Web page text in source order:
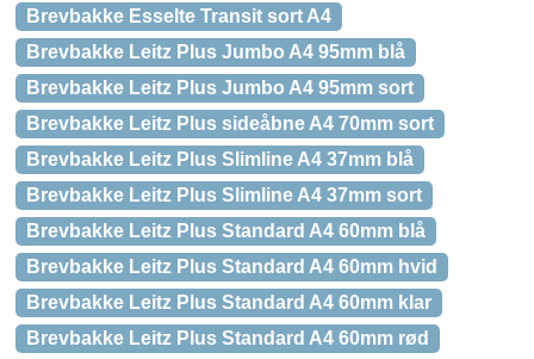
Brevbakke Esselte Transit sort A4
Brevbakke Leitz Plus Jumbo A4 95mm blå
Brevbakke Leitz Plus Jumbo A4 95mm sort
Brevbakke Leitz Plus sideåbne A4 70mm sort
Brevbakke Leitz Plus Slimline A4 37mm blå
Brevbakke Leitz Plus Slimline A4 37mm sort
Brevbakke Leitz Plus Standard A4 60mm blå
Brevbakke Leitz Plus Standard A4 60mm hvid
Brevbakke Leitz Plus Standard A4 60mm klar
Brevbakke Leitz Plus Standard A4 60mm rød